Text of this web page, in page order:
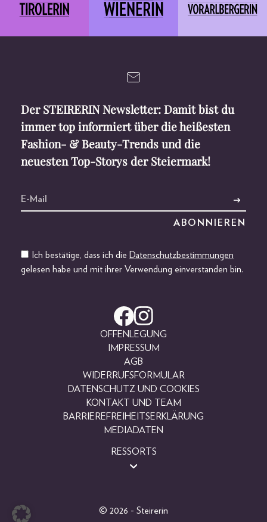
Der STEIRERIN Newsletter: Damit bist du
immer top informiert über die heißesten
Fashion- & Beauty-Trends und die
neuesten Top-Storys der Steiermark!
Ich bestätige, dass ich die Datenschutzbestimmungen
gelesen habe und mit ihrer Verwendung einverstanden bin.
OFFENLEGUNG
IMPRESSUM
AGB
WIDERRUFSFORMULAR
DATENSCHUTZ UND COOKIES
KONTAKT UND TEAM
BARRIEREFREIHEITSERKLÄRUNG
MEDIADATEN
RESSORTS
© 2026 - Steirerin